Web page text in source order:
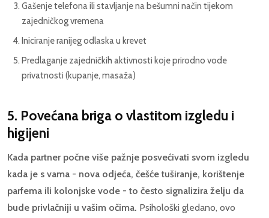
Gašenje telefona ili stavljanje na bešumni način tijekom
zajedničkog vremena
Iniciranje ranijeg odlaska u krevet
Predlaganje zajedničkih aktivnosti koje prirodno vode
privatnosti (kupanje, masaža)
5. Povećana briga o vlastitom izgledu i
higijeni
Kada partner počne više pažnje posvećivati svom izgledu
kada je s vama - nova odjeća, češće tuširanje, korištenje
parfema ili kolonjske vode - to često signalizira želju da
bude privlačniji u vašim očima. Psihološki gledano, ovo